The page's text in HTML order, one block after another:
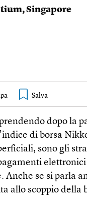
,Singapore
dopo la
di borsa
sono gli
Anche se si parla
allo scoppio